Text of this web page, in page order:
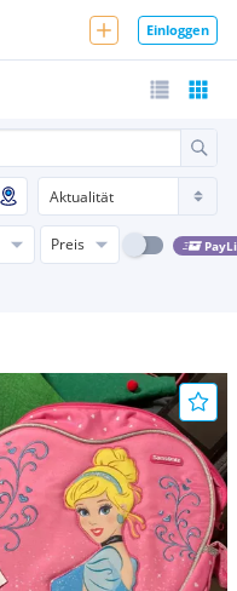
Einloggen
Preis